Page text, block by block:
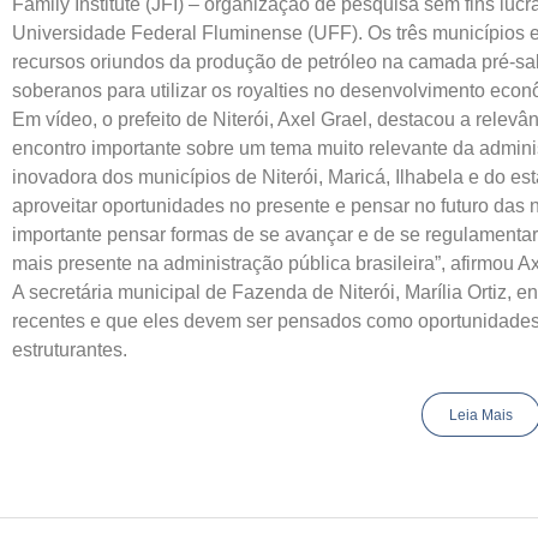
Universidade Federal Fluminense (UFF). Os três municípios
recursos oriundos da produção de petróleo na camada pré-
soberanos para utilizar os royalties no desenvolvimento
Em vídeo, o prefeito de Niterói, Axel Grael, destacou a
encontro importante sobre um tema muito relevante da
inovadora dos municípios de Niterói, Maricá, Ilhabela e do
aproveitar oportunidades no presente e pensar no futuro das
importante pensar formas de se avançar e de se
mais presente na administração pública brasileira”, afirmou
A secretária municipal de Fazenda de Niterói, Marília Ortiz,
recentes e que eles devem ser pensados como
estruturantes.
Leia Mais